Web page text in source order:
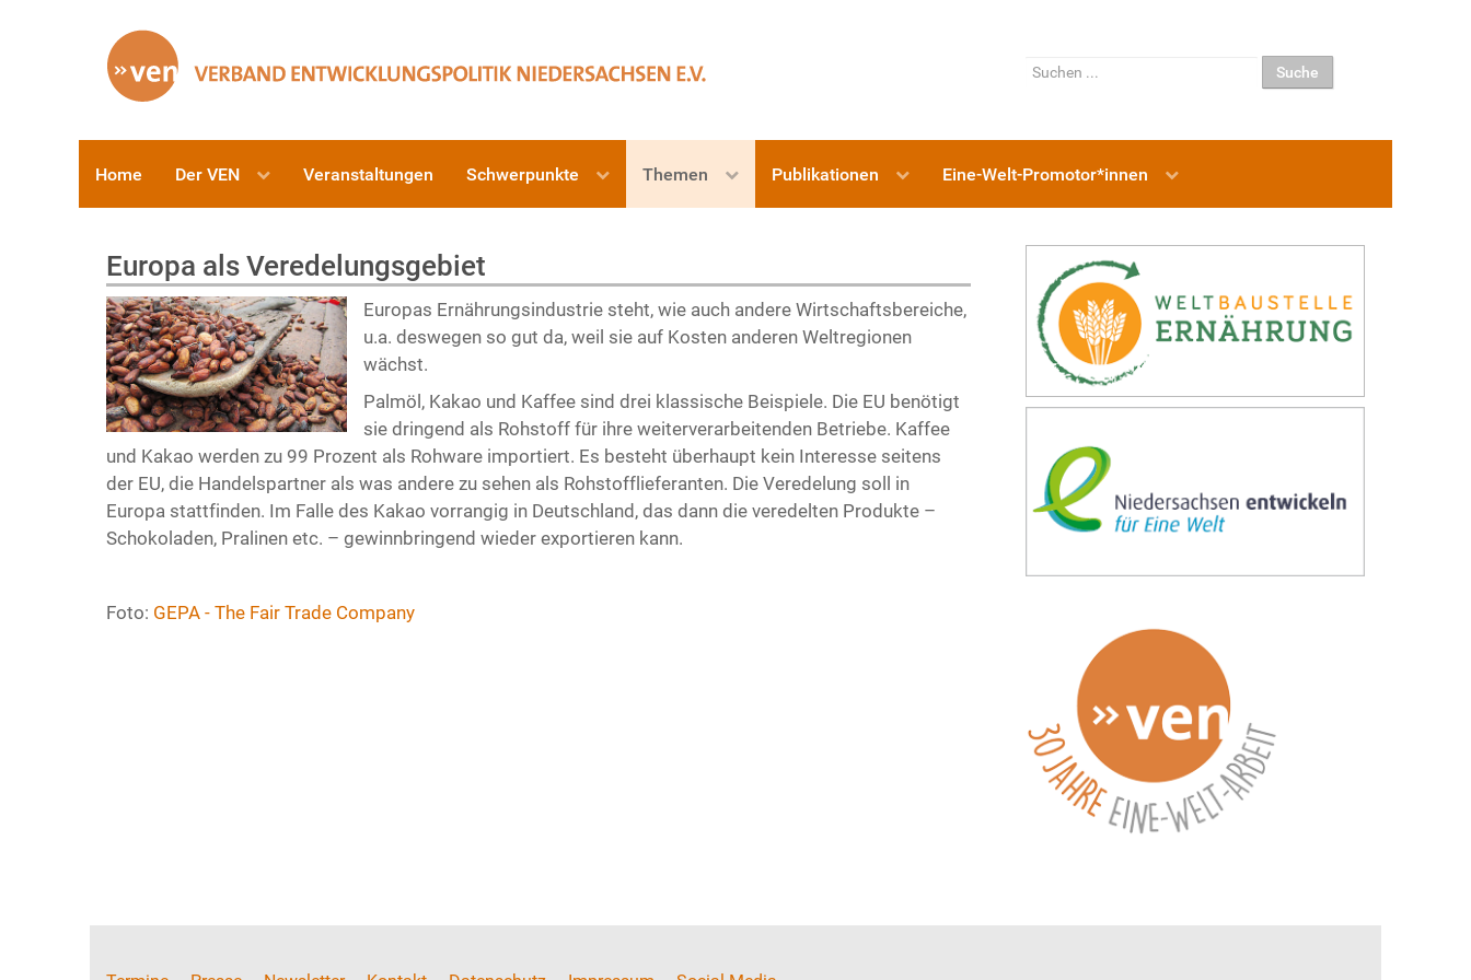
Suchen
Suche
Home Der VEN Veranstaltungen Schwerpunkte Themen Publikationen Eine-Welt-Promotor*innen
Europa als Veredelungsgebiet
Europas Ernährungsindustrie steht, wie auch andere Wirtschaftsbereiche,
u.a. deswegen so gut da, weil sie auf Kosten anderen Weltregionen
wächst.
Palmöl, Kakao und Kaffee sind drei klassische Beispiele. Die EU benötigt
sie dringend als Rohstoff für ihre weiterverarbeitenden Betriebe. Kaffee
und Kakao werden zu 99 Prozent als Rohware importiert. Es besteht überhaupt kein Interesse seitens
der EU, die Handelspartner als was andere zu sehen als Rohstofflieferanten. Die Veredelung soll in
Europa stattfinden. Im Falle des Kakao vorrangig in Deutschland, das dann die veredelten Produkte –
Schokoladen, Pralinen etc. – gewinnbringend wieder exportieren kann.
Foto: GEPA - The Fair Trade Company